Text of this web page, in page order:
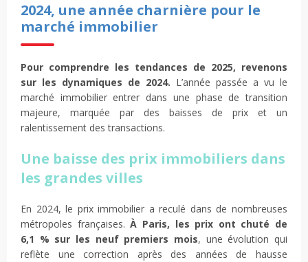
2024, une année charnière pour le
marché immobilier
Pour comprendre les tendances de 2025, revenons
sur les dynamiques de 2024. L’année passée a vu le
marché immobilier entrer dans une phase de transition
majeure, marquée par des baisses de prix et un
ralentissement des transactions.
Une baisse des prix immobiliers dans
les grandes villes
En 2024, le prix immobilier a reculé dans de nombreuses
métropoles françaises.À Paris, les prix ont chuté de
6,1 % sur les neuf premiers mois, une évolution qui
reflète une correction après des années de hausse